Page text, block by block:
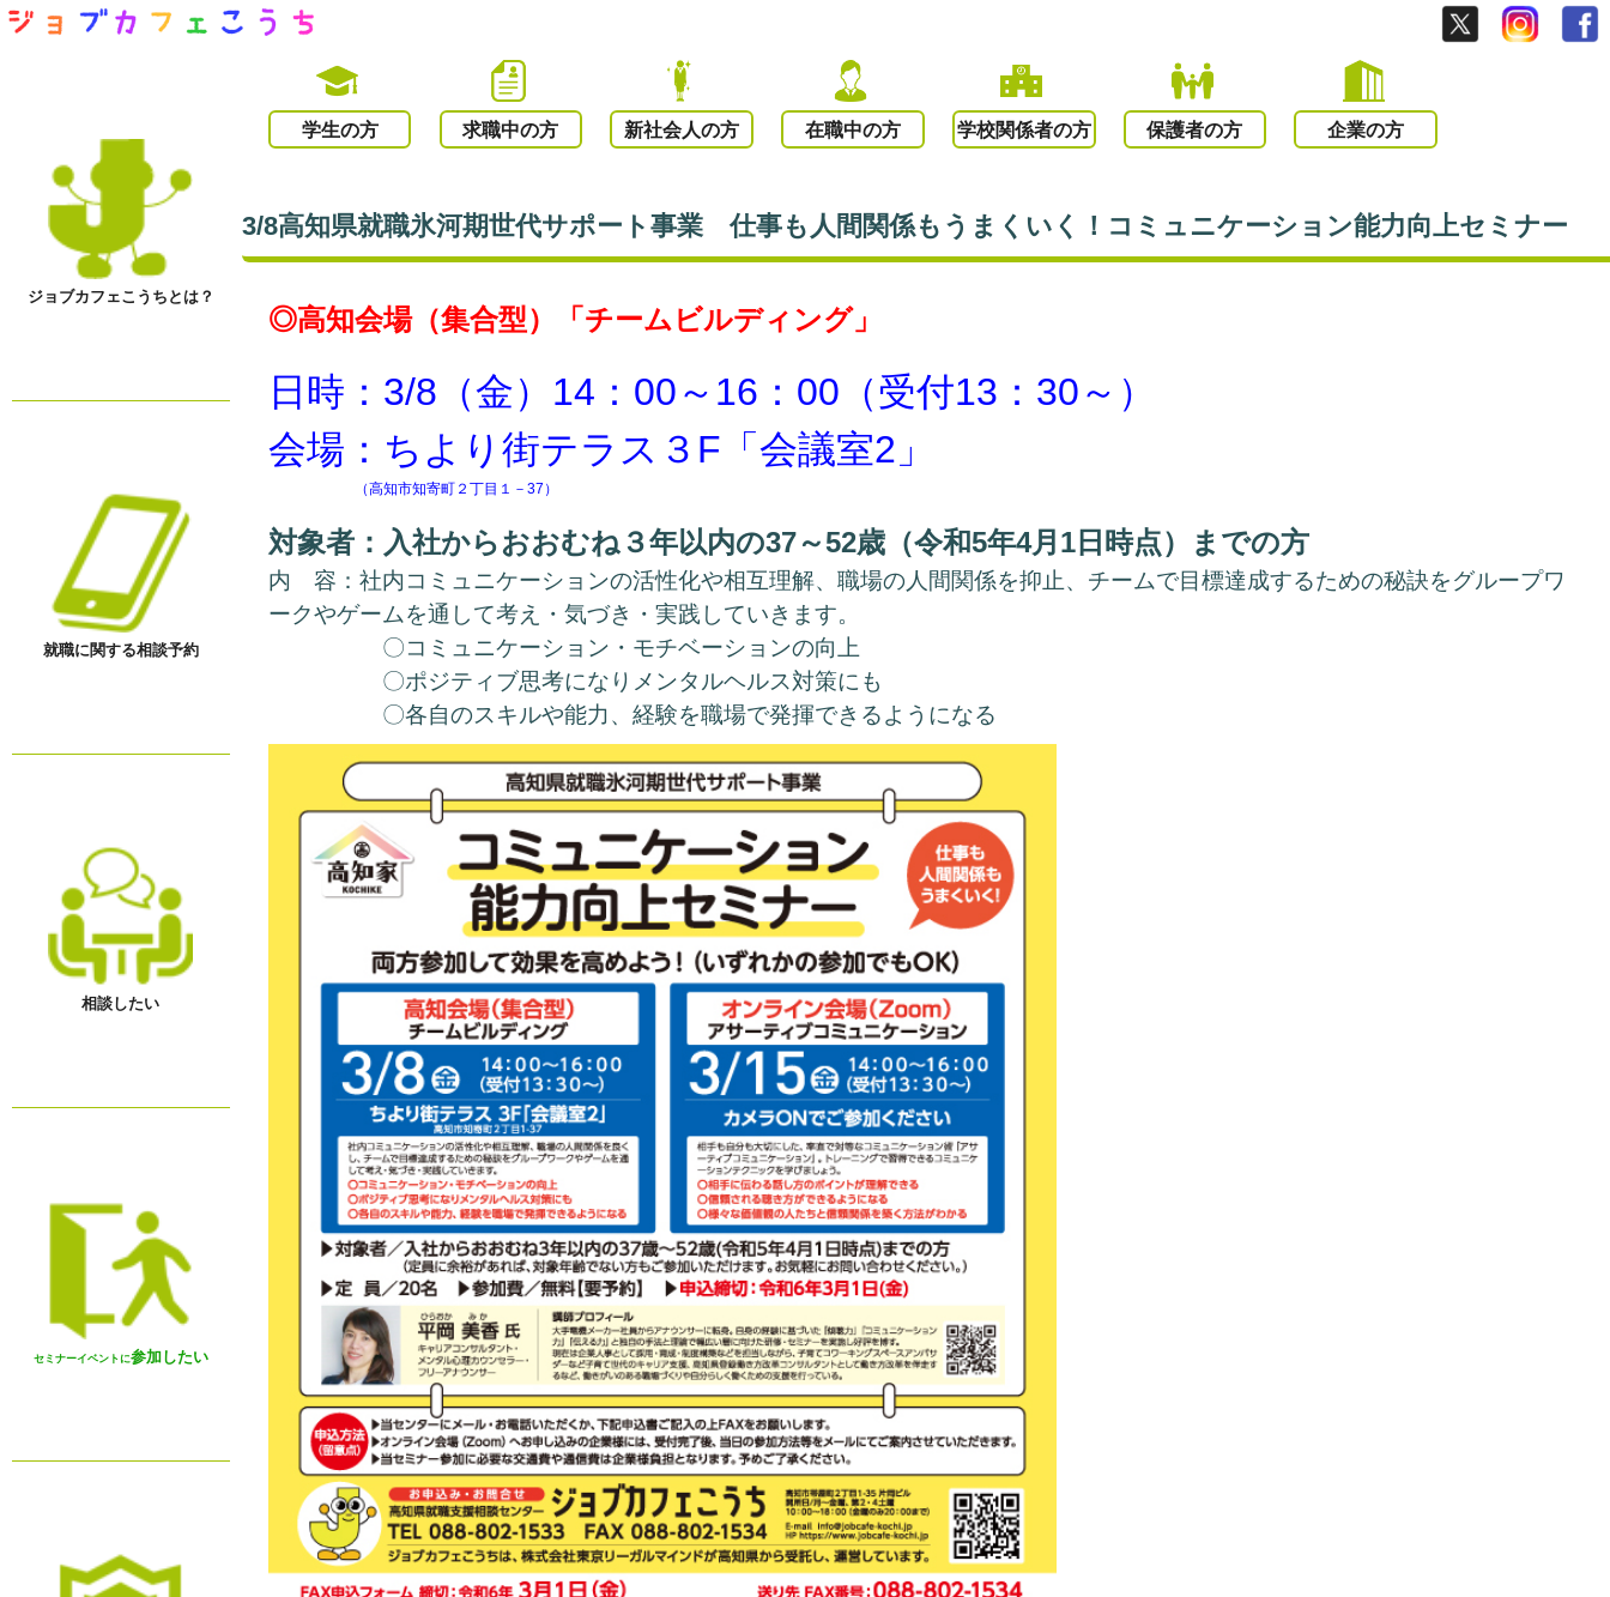
学生の方 求職中の方 新社会人の方 在職中の方 学校関係者の方 保護者の方 企業の方
ジョブカフェこうちとは？
就職に関する相談予約
相談したい
セミナーイベントに参加したい
3/8高知県就職氷河期世代サポート事業 仕事も人間関係もうまくいく！コミュニケーション能力向上セミナー
◎高知会場（集合型） 「チームビルディング」
日時：3/8（金）14：00～16：00（受付13：30～）
会場：ちより街テラス３F「会議室2」
（高知市知寄町２丁目１－37）
対象者：入社からおおむね３年以内の37～52歳（令和5年4月1日時点）までの方
内 容：社内コミュニケーションの活性化や相互理解、職場の人間関係を抑止、チームで目標達成するための秘訣をグループワ
ークやゲームを通して考え・気づき・実践していきます。
〇コミュニケーション・モチベーションの向上
〇ポジティブ思考になりメンタルヘルス対策にも
〇各自のスキルや能力、経験を職場で発揮できるようになる